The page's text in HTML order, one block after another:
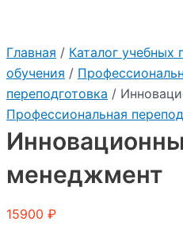
Главная / Каталог учебных
обучения /
переподготовка /
Профессиональная
менеджмент
15900 ₽